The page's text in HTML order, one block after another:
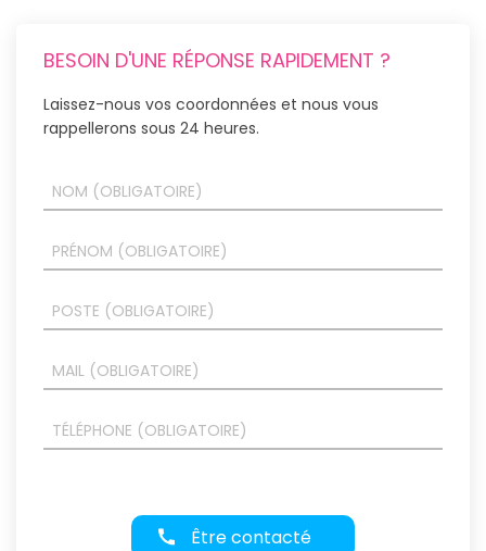
BESOIN D'UNE RÉPONSE RAPIDEMENT ?
Laissez-nous vos coordonnées et nous vous
rappellerons sous 24 heures.
Être contacté